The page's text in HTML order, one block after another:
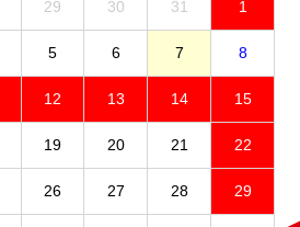
29 30 31 1
5 6 7 8
12 13 14 15
19 20 21 22
26 27 28 29